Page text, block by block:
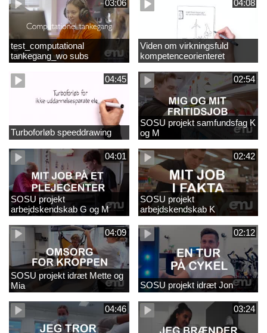
03:06
test_computational
tankegang_wo subs
04:08
Viden om virkningsfuld
kompetenceorienteret
naturfagsundervisning
04:45
Turboforløb speeddrawing
02:54
SOSU projekt samfundsfag K
og M
04:01
SOSU projekt
arbejdskendskab G og M
02:42
SOSU projekt
arbejdskendskab K
04:09
SOSU projekt idræt Mette og
Mia
02:12
SOSU projekt idræt Jon
04:46 03:24